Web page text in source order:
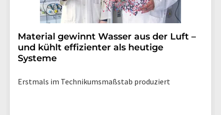
Material gewinnt Wasser aus der Luft –
und kühlt effizienter als heutige
Systeme
Erstmals im Technikumsmaßstab produziert